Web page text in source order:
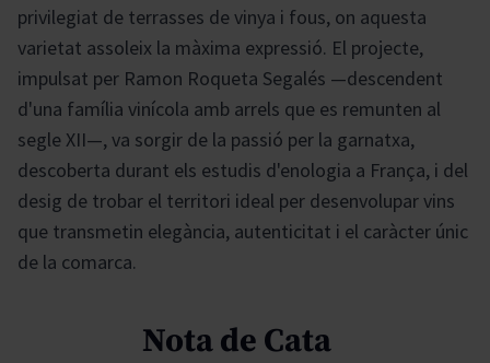
privilegiat de terrasses de vinya i fous, on aquesta
varietat assoleix la màxima expressió. El projecte,
impulsat per Ramon Roqueta Segalés —descendent
d'una família vinícola amb arrels que es remunten al
segle XII—, va sorgir de la passió per la garnatxa,
descoberta durant els estudis d'enologia a França, i del
desig de trobar el territori ideal per desenvolupar vins
que transmetin elegància, autenticitat i el caràcter únic
de la comarca.
Nota de Cata